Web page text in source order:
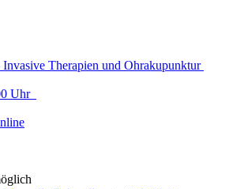
Invasive Therapien und Ohrakupunktur
Uhr